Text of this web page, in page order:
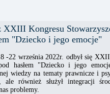
XXIII Kongresu
"Dziecko i jego emocje"
-22 września 2022r. odbył się
hasłem "Dziecko i jego
wiedzy na tematy prawnicze i
ale również służył integracji
problemy.